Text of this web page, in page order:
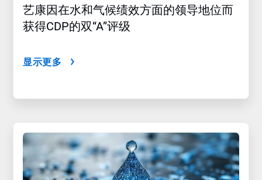
艺康因在水和气候绩效方面的领导地位而
获得CDP的双“A”评级
显示更多